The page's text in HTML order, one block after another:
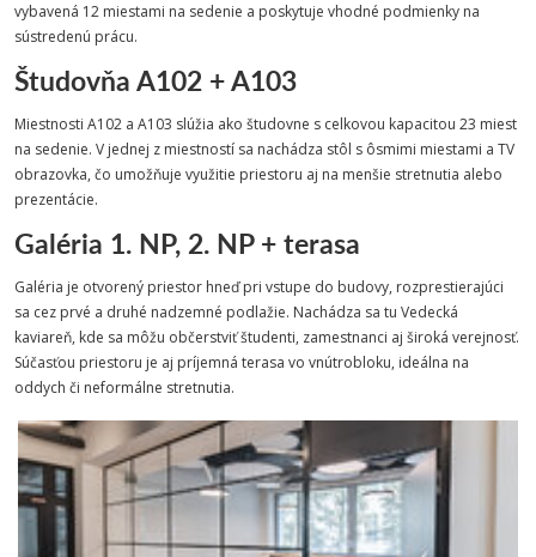
vybavená 12 miestami na sedenie a poskytuje vhodné podmienky na
sústredenú prácu.
Študovňa A102 + A103
Miestnosti A102 a A103 slúžia ako študovne s celkovou kapacitou 23 miest
na sedenie. V jednej z miestností sa nachádza stôl s ôsmimi miestami a TV
obrazovka, čo umožňuje využitie priestoru aj na menšie stretnutia alebo
prezentácie.
Galéria 1. NP, 2. NP + terasa
Galéria je otvorený priestor hneď pri vstupe do budovy, rozprestierajúci
sa cez prvé a druhé nadzemné podlažie. Nachádza sa tu Vedecká
kaviareň, kde sa môžu občerstviť študenti, zamestnanci aj široká verejnosť.
Súčasťou priestoru je aj príjemná terasa vo vnútrobloku, ideálna na
oddych či neformálne stretnutia.